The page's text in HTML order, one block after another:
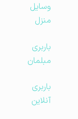
وسایل
منزل
باربری
مبلمان
باربری
آنلاین